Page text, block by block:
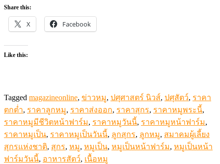
Share this:
X Facebook
Like this:
Tagged magazineonline, ข่าวหมู, ปศุศาสตร์ นิวส์, ปศุสัตว์, ราคา
ตกต่ำ, ราคาลูกหมู, ราคาส่งออก, ราคาสุกร, ราคาหมูพระนี้,
ราคาหมูมีชีวิตหน้าฟาร์ม, ราคาหมูวันนี้, ราคาหมูหน้าฟาร์ม,
ราคาหมูเป็น, ราคาหมูเป็นวันนี้, ลูกสุกร, ลูกหมู, สมาคมผู้เลี้ยง
สุกรแห่งชาติ, สุกร, หมู, หมูเป็น, หมูเป็นหน้าฟาร์ม, หมูเป็นหน้า
ฟาร์มวันนี้, อาหารสัตว์, เนื้อหมู